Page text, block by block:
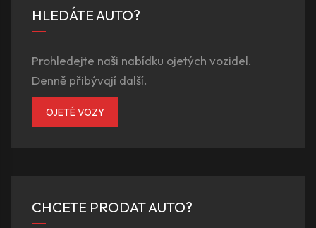
HLEDÁTE AUTO?
Prohledejte naši nabídku ojetých vozidel.
Denně přibývají další.
OJETÉ VOZY
CHCETE PRODAT AUTO?